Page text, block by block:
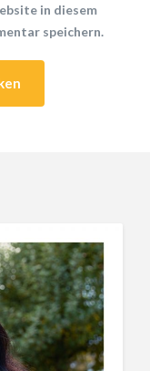
in diesem
speichern.